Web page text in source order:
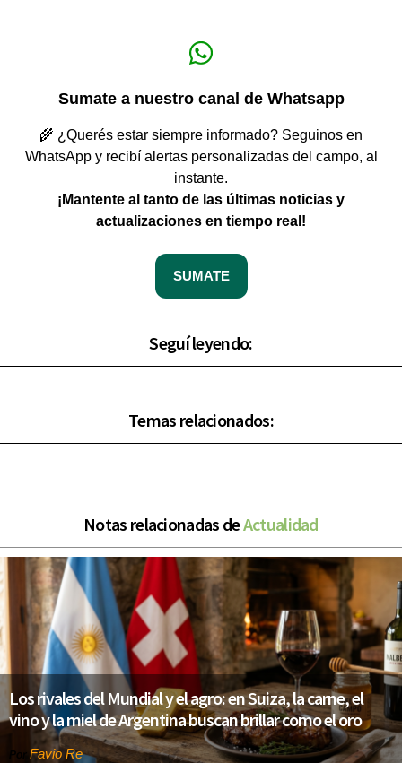
Sumate a nuestro canal de Whatsapp
🌾 ¿Querés estar siempre informado? Seguinos en
WhatsApp y recibí alertas personalizadas del campo, al
instante.
¡Mantente al tanto de las últimas noticias y
actualizaciones en tiempo real!
SUMATE
Seguí leyendo:
Temas relacionados:
Notas relacionadas deActualidad
Los rivales del Mundial y el agro: en Suiza, la carne, el
vino y la miel de Argentina buscan brillar como el oro
Por Favio Re